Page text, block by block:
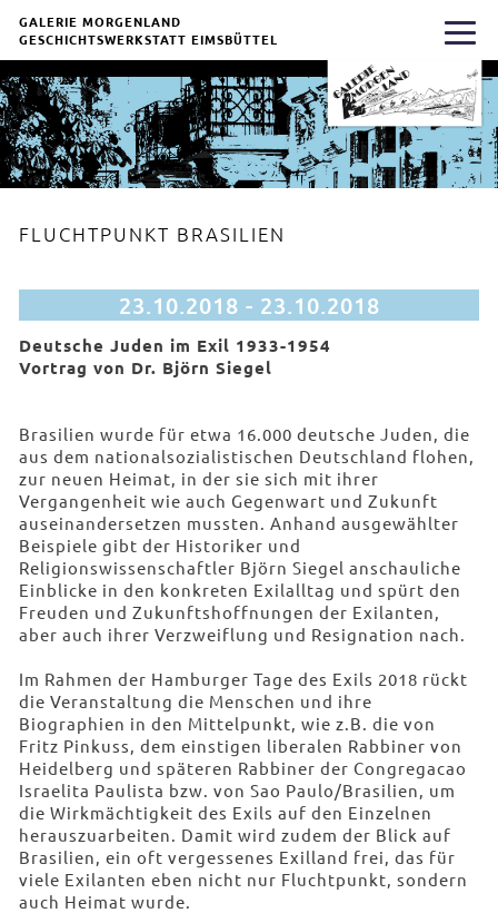
GALERIE MORGENLAND
GESCHICHTSWERKSTATT EIMSBÜTTEL
FLUCHTPUNKT BRASILIEN
23.10.2018 - 23.10.2018
Deutsche Juden im Exil 1933-1954
Vortrag von Dr. Björn Siegel
Brasilien wurde für etwa 16.000 deutsche Juden, die
aus dem nationalsozialistischen Deutschland flohen,
zur neuen Heimat, in der sie sich mit ihrer
Vergangenheit wie auch Gegenwart und Zukunft
auseinandersetzen mussten. Anhand ausgewählter
Beispiele gibt der Historiker und
Religionswissenschaftler Björn Siegel anschauliche
Einblicke in den konkreten Exilalltag und spürt den
Freuden und Zukunftshoffnungen der Exilanten,
aber auch ihrer Verzweiflung und Resignation nach.
Im Rahmen der Hamburger Tage des Exils 2018 rückt
die Veranstaltung die Menschen und ihre
Biographien in den Mittelpunkt, wie z.B. die von
Fritz Pinkuss, dem einstigen liberalen Rabbiner von
Heidelberg und späteren Rabbiner der Congregacao
Israelita Paulista bzw. von Sao Paulo/Brasilien, um
die Wirkmächtigkeit des Exils auf den Einzelnen
herauszuarbeiten. Damit wird zudem der Blick auf
Brasilien, ein oft vergessenes Exilland frei, das für
viele Exilanten eben nicht nur Fluchtpunkt, sondern
auch Heimat wurde.